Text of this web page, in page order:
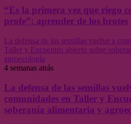
“Es la primera vez que riego
profe”: aprender de los brotes
La defensa de las semillas vuelve a
Taller y Encuentro abierto sobre
agroecología
4 semanas atrás
La defensa de las semillas
comunidades en Taller y
soberanía alimentaria y